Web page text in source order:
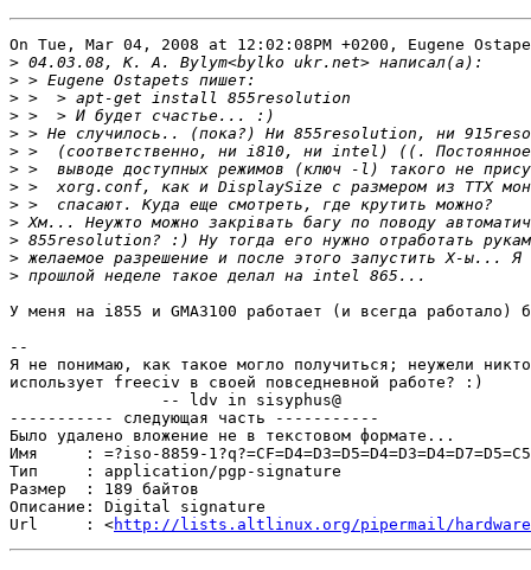
On Tue, Mar 04, 2008 at 12:02:08PM +0200, Eugene
>
>
>
>
>
>
>
>
>
>
>
>
>
У меня на i855 и GMA3100 работает (и всегда
--
Я не понимаю, как такое могло получиться; неужели
использует freeciv в своей повседневной работе? :)
----------- следующая часть -----------
Было удалено вложение не в текстовом формате...
Имя     : =?iso-8859-
Тип     : application/pgp-signature
Размер  : 189 байтов
Описание: Digital signature
Url     : <http://lists.altlinux.org/pipermail/hardware/